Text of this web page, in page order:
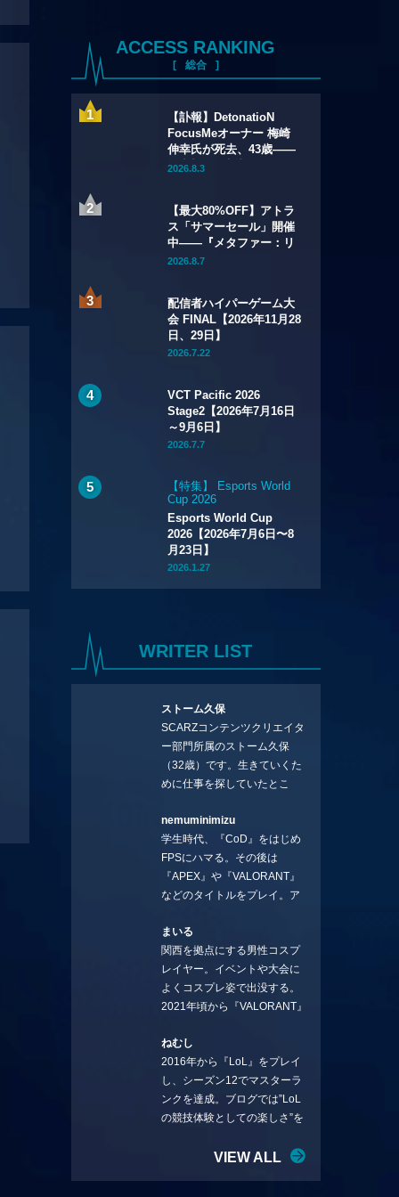
ACCESS RANKING
総合
【訃報】DetonatioN
FocusMeオーナー 梅崎
伸幸氏が死去、43歳——
国内初の給与制eスポーツ
2026.8.3
【最大80%OFF】アトラ
ス「サマーセール」開催
中——『メタファー：リ
ファンタジオ』デジタル
2026.8.7
配信者ハイパーゲーム大
会 FINAL【2026年11月28
日、29日】
2026.7.22
VCT Pacific 2026
Stage2【2026年7月16日
～9月6日】
2026.7.7
【特集】 Esports World
Cup 2026
Esports World Cup
2026【2026年7月6日〜8
月23日】
2026.1.27
WRITER LIST
ストーム久保
SCARZコンテンツクリエイタ
ー部門所属のストーム久保
（32歳）です。生きていくた
めに仕事を探していたとこ
コラムを連載させてもらえる
ことになりました。言いたい
ことを言っていきます。X：
https://x.com/stormKUBO
YouTube：
rmKUBO
nemuminimizu
学生時代、『CoD』をはじめ
FPSにハマる。その後は
『APEX』や『VALORANT』
などのタイトルをプレイ。ア
BGMなどを手掛ける作曲家と
フリーランスのライターの二
足の草鞋を履いて幅広く活動
中。無類のラーメン好き！
Twitter:@ongakucas
まいる
関西を拠点にする男性コスプ
レイヤー。イベントや大会に
よくコスプレ姿で出没する。
2021年頃から『VALORANT』
続ける。現在の推しチームは
「CREST GAMING」。X：
@mlunias（Photo by
Subaru.F.）
ねむし
2016年から『LoL』をプレイ
し、シーズン12でマスターラ
ンクを達成。ブログでは”LoL
の競技体験としての楽しさ”を
リーを愛し、元ADCメイン
VIEW ALL